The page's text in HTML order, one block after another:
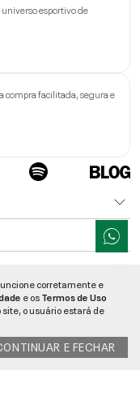
universo esportivo de
compra facilitada, segura e
-RUA MANOEL FRANCISCO
corretamente e
e osTermos de Uso
o usuário estará de
E FECHAR